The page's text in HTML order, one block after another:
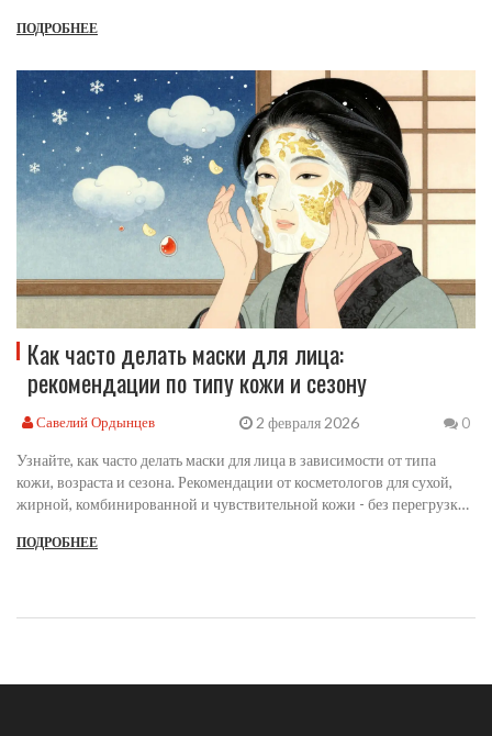
ПОДРОБНЕЕ
Как часто делать маски для лица:
рекомендации по типу кожи и сезону
Савелий Ордынцев 2 февраля 2026 0
Узнайте, как часто делать маски для лица в зависимости от типа
кожи, возраста и сезона. Рекомендации от косметологов для сухой,
жирной, комбинированной и чувствительной кожи - без перегрузки
ПОДРОБНЕЕ